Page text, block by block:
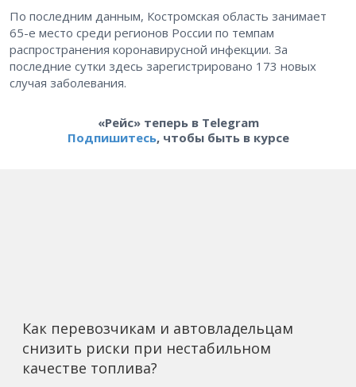
По последним данным, Костромская область занимает
65-е место среди регионов России по темпам
распространения коронавирусной инфекции. За
последние сутки здесь зарегистрировано 173 новых
случая заболевания.
«Рейс» теперь в Telegram
Подпишитесь, чтобы быть в курсе
Как перевозчикам и автовладельцам
снизить риски при нестабильном
качестве топлива?